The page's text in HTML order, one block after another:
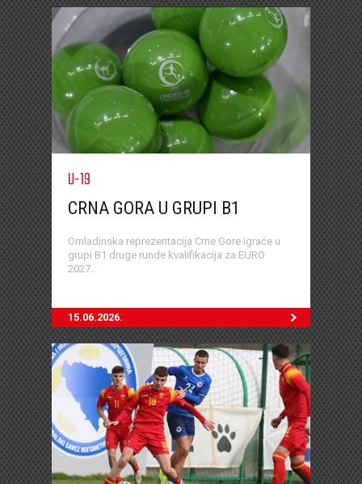
U-19
CRNA GORA U GRUPI B1
Omladinska reprezentacija Crne Gore igraće u
grupi B1 druge runde kvalifikacija za EURO
2027...
15.06.2026.